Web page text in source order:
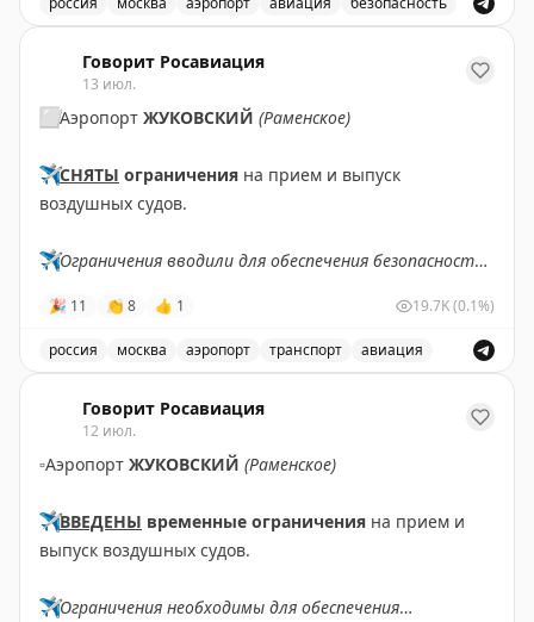
Points Miles and Bling|Original
Говорит Росавиация
13 июл.
⬜️Аэропорт ЖУКОВСКИЙ (Раменское)
✈️СНЯТЫ ограничения на прием и выпуск
воздушных судов.
✈️Ограничения вводили для обеспечения безопасности
✈️ Говорит Росавиация| MAX
🎉 11 👏 8 👍 1 19.7K(0.1%)
россия москва аэропорт транспорт авиация
Говорит Росавиация
12 июл.
▫️Аэропорт ЖУКОВСКИЙ (Раменское)
✈️ВВЕДЕНЫ временные ограничения на прием и
выпуск воздушных судов.
✈️Ограничения необходимы для обеспечения